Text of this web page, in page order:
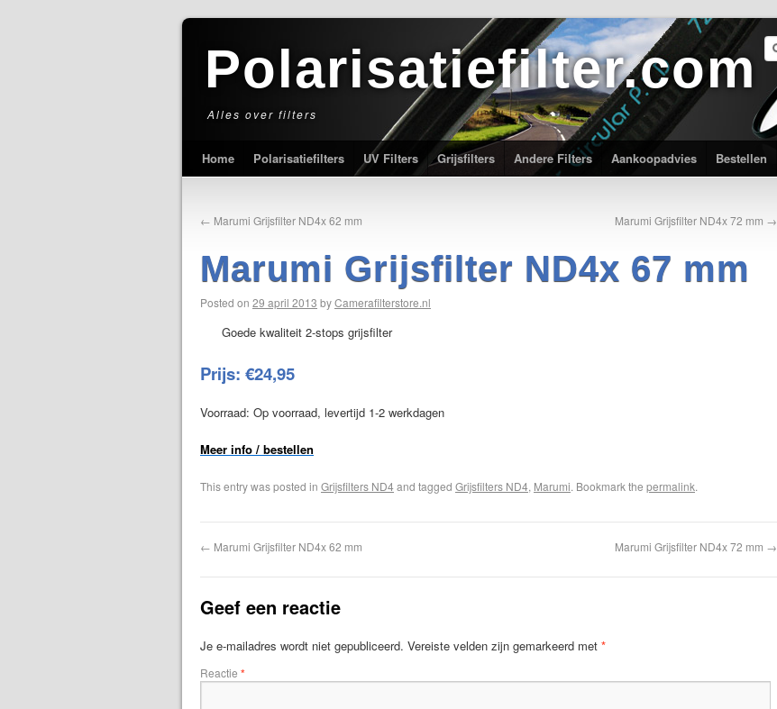
Polarisatiefilter.com
Alles over filters
Home Polarisatiefilters UV Filters Grijsfilters Andere Filters Aankoopadvies Bestellen
← Marumi Grijsfilter ND4x 62 mm Marumi Grijsfilter ND4x 72 mm →
Marumi Grijsfilter ND4x 67 mm
Posted on 29 april 2013 byCamerafilterstore.nl
Goede kwaliteit 2-stops grijsfilter
Prijs: €24,95
Voorraad: Op voorraad, levertijd 1-2 werkdagen
Meer info / bestellen
This entry was posted in Grijsfilters ND4and tagged Grijsfilters ND4, Marumi. Bookmark the permalink.
← Marumi Grijsfilter ND4x 62 mm Marumi Grijsfilter ND4x 72 mm →
Geef een reactie
Je e-mailadres wordt niet gepubliceerd. Vereiste velden zijn gemarkeerd met *
Reactie *